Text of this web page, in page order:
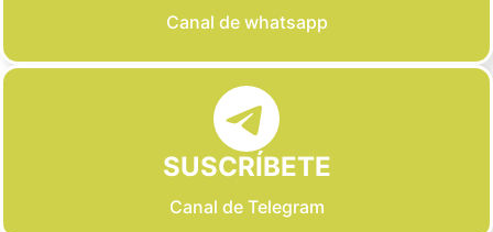
Canal de whatsapp
SUSCRÍBETE
Canal de Telegram